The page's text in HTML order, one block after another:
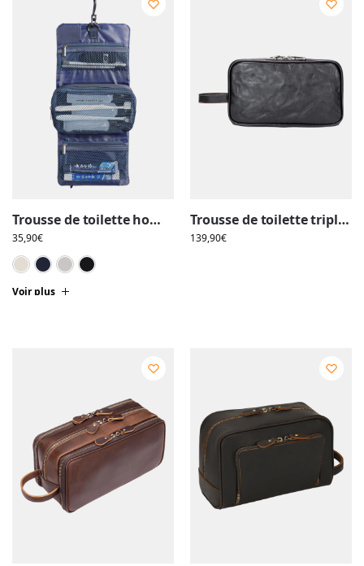
Trousse de toilette homme compacte, pliable, à suspendre avec multiple compartiments
35,90€
Blanc cassé
Voir plus
Trousse de toilette triple compartiment en cuir, noir et rouge, avec pochettes et élastiques
139,90€